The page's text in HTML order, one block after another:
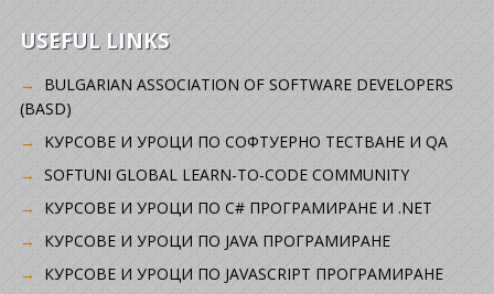
USEFUL LINKS
BULGARIAN ASSOCIATION OF SOFTWARE DEVELOPERS
(BASD)
KУРСОВЕ И УРОЦИ ПО СОФТУЕРНО ТЕСТВАНЕ И QA
SOFTUNI GLOBAL LEARN-TO-CODE COMMUNITY
КУРСОВЕ И УРОЦИ ПО C# ПРОГРАМИРАНЕ И .NET
КУРСОВЕ И УРОЦИ ПО JAVA ПРОГРАМИРАНЕ
КУРСОВЕ И УРОЦИ ПО JAVASCRIPT ПРОГРАМИРАНЕ